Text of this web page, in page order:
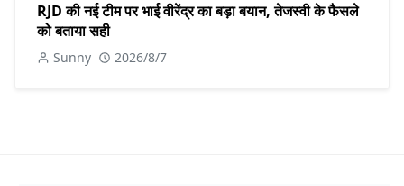
RJD की नई टीम पर भाई वीरेंद्र का बड़ा बयान, तेजस्वी के फैसले
को बताया सही
Sunny 2026/8/7